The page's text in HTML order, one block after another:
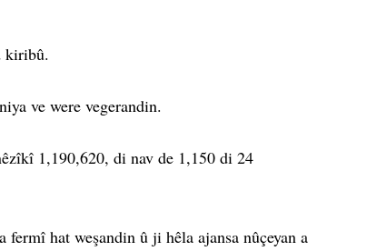
kiribû.
ve were vegerandin.
1,190,620, di nav de 1,150 di 24
hat weşandin û ji hêla ajansa nûçeyan a